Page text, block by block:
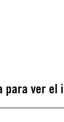
para ver el